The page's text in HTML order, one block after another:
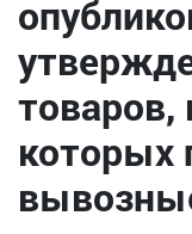
товаров,
которых